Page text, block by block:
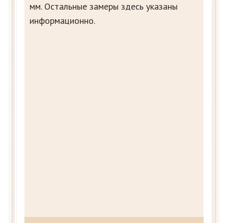
мм. Остальные замеры здесь указаны
информационно.